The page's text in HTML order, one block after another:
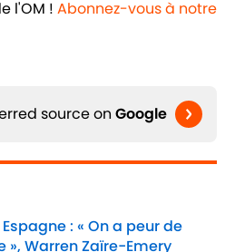
l'OM ! Abonnez-vous à notre
source on Google
: « On a peur de
», Warren Zaïre-Emery